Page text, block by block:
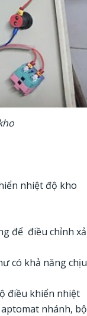
nhiệt độ kho
để điều chỉnh xả
có khả năng chịu
điều khiển nhiệt
nhánh, bộ